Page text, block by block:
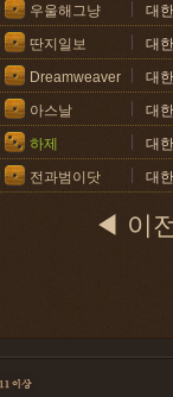
우울해그냥
대
딴지일보
대
Dreamweaver
대
아스날
대
하제
대
전과범이닷
대
◀ 이